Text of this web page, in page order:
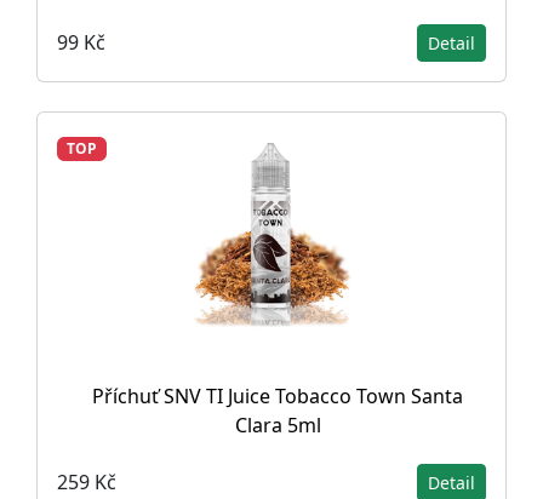
99 Kč Detail
TOP
Příchuť SNV TI Juice Tobacco Town Santa
Clara 5ml
259 Kč Detail